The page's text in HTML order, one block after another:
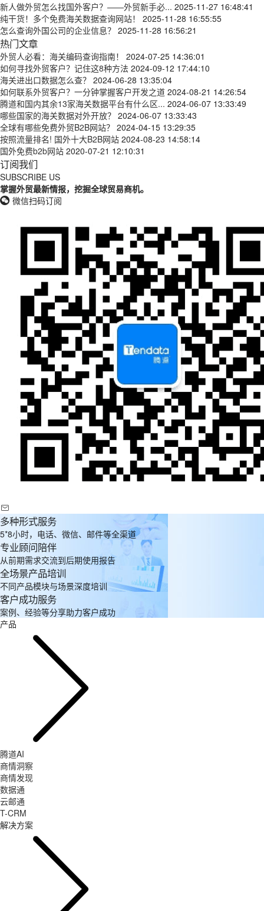
新人做外贸怎么找国外客户？——外贸新手必... 2025-11-27 16:48:41
纯干货！多个免费海关数据查询网站！
2025-11-28 16:55:55
怎么查询外国公司的企业信息？ 2025-11-28 16:56:21
热门文章
外贸人必看：海关编码查询指南！
2024-07-25 14:36:01
如何寻找外贸客户？记住这8种方法 2024-09-12 17:44:10
海关进出口数据怎么查？ 2024-06-28 13:35:04
如何联系外贸客户？一分钟掌握客户开发之道 2024-08-21 14:26:54
腾道和国内其余13家海关数据平台有什么区... 2024-06-07 13:33:49
哪些国家的海关数据对外开放？ 2024-06-07 13:33:43
全球有哪些免费外贸B2B网站？ 2024-04-15 13:29:35
按照流量排名! 国外十大B2B网站 2024-08-23 14:58:14
国外免费b2b网站 2020-07-21 12:10:31
订阅我们
SUBSCRIBE US
掌握外贸最新情报，挖掘全球贸易商机。
微信扫码订阅
多种形式服务
5*8小时，电话、微信、邮件等全渠道
专业顾问陪伴
从前期需求交流到后期使用报告
全场景产品培训
不同产品模块与场景深度培训
客户成功服务
案例、经验等分享助力客户成功
产品
腾道AI
商情洞察
商情发现
数据通
云邮通
T-CRM
解决方案